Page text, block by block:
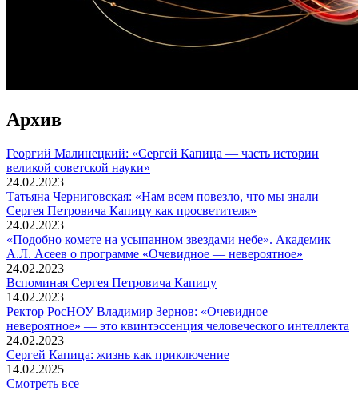
Архив
Георгий Малинецкий: «Сергей Капица — часть истории
великой советской науки»
24.02.2023
Татьяна Черниговская: «Нам всем повезло, что мы знали
Сергея Петровича Капицу как просветителя»
24.02.2023
«Подобно комете на усыпанном звездами небе». Академик
А.Л. Асеев о программе «Очевидное — невероятное»
24.02.2023
Вспоминaя Сергея Петровича Капицу
14.02.2023
Ректор РосНОУ Владимир Зернов: «Очевидное —
невероятное» — это квинтэссенция человеческого интеллекта
24.02.2023
Сергей Капица: жизнь как приключение
14.02.2025
Смотреть все